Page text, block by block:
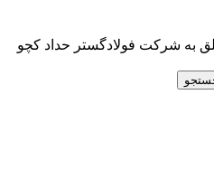
به شرکت فولادگستر حداد کچو